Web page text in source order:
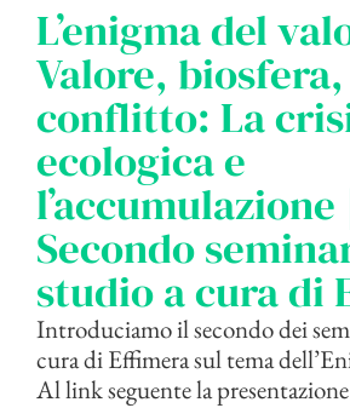
L’enigma del
Valore, biosfera,
conflitto: La
ecologica e
l’accumulazione
Secondo
studio a cura di
Introduciamo il secondo dei
cura di Effimera sul tema
Al link seguente la